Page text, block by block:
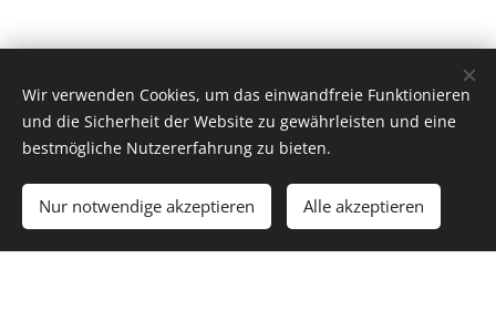
© 2024 Kaikki oikeudet pidätetään
Copyright Skyline Legal Oy 2026 Cookies
Wir verwenden Cookies, um das einwandfreie Funktionieren
und die Sicherheit der Website zu gewährleisten und eine
bestmögliche Nutzererfahrung zu bieten.
Nur notwendige akzeptieren Alle akzeptieren